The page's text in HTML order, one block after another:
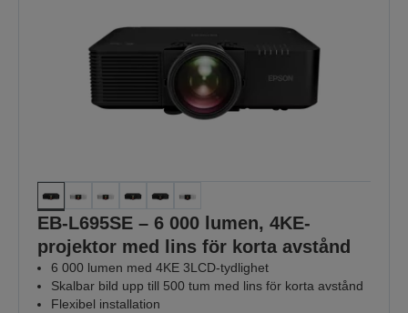
EB-L695SE – 6 000 lumen, 4KE-
projektor med lins för korta avstånd
6 000 lumen med 4KE 3LCD-tydlighet
Skalbar bild upp till 500 tum med lins för korta avstånd
Flexibel installation